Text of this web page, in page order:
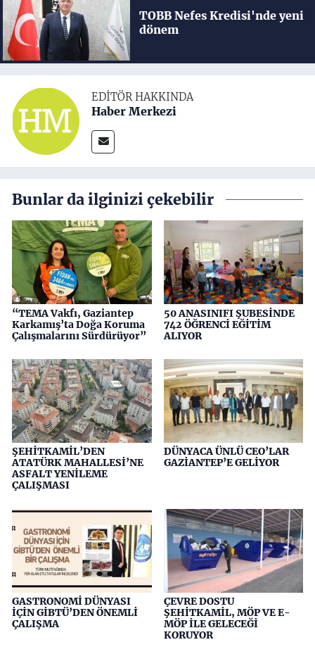
TOBB Nefes Kredisi'nde yeni
dönem
EDITÖR HAKKINDA
Haber Merkezi
Bunlar da ilginizi çekebilir
“TEMA Vakfı, Gaziantep
Karkamış’ta Doğa Koruma
Çalışmalarını Sürdürüyor”
50 ANASINIFI ŞUBESİNDE
742 ÖĞRENCİ EĞİTİM
ALIYOR
ŞEHİTKAMİL’DEN
ATATÜRK MAHALLESİ’NE
ASFALT YENİLEME
ÇALIŞMASI
DÜNYACA ÜNLÜ CEO’LAR
GAZİANTEP’E GELİYOR
GASTRONOMİ DÜNYASI
İÇİN GİBTÜ’DEN ÖNEMLİ
ÇALIŞMA
ÇEVRE DOSTU
ŞEHİTKAMİL, MÖP VE E-
MÖP İLE GELECEĞİ
KORUYOR